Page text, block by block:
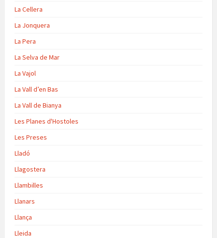
La Cellera
La Jonquera
La Pera
La Selva de Mar
La Vajol
La Vall d’en Bas
La Vall de Bianya
Les Planes d'Hostoles
Les Preses
Lladó
Llagostera
Llambilles
Llanars
Llança
Lleida